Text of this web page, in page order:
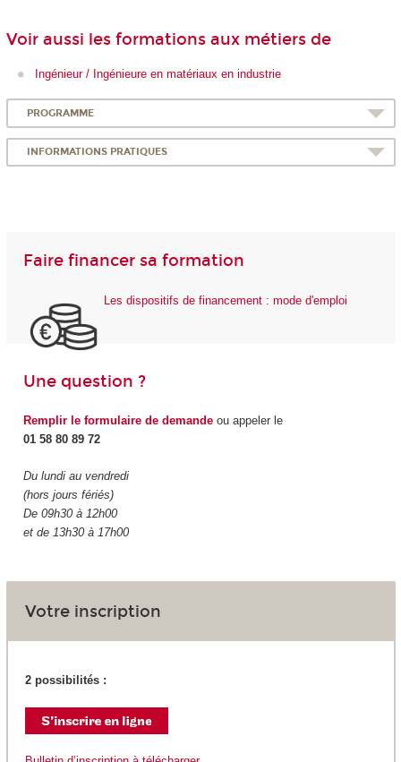
Voir aussi les formations aux métiers de
Ingénieur / Ingénieure en matériaux en industrie
PROGRAMME
INFORMATIONS PRATIQUES
Faire financer sa formation
Les dispositifs de financement : mode d'emploi
Une question ?
Remplir le formulaire de demandeou appeler le
01 58 80 89 72
Du lundi au vendredi
(hors jours fériés)
De 09h30 à 12h00
et de 13h30 à 17h00
Votre inscription
2 possibilités :